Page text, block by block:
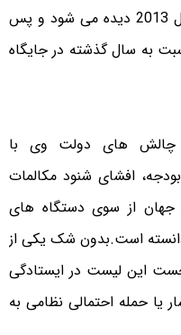
عنوان قدرتمند ترین فرد جهان در سال 2013 دیده می شود و پس
به سال گذشته در جایگاه
چالش های دولت وی با
افشای شنود مکالمات
جهان از سوی دستگاه های
است.بدون شک یکی از
این لیست در ایستادگی
یا حمله احتمالی نظامی به